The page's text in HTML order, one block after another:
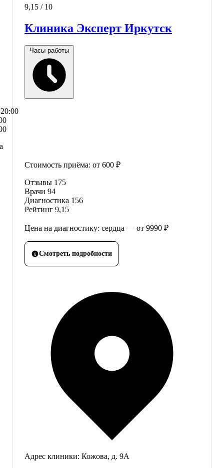
9,15 / 10
Клиника Эксперт Иркутск
Часы работы
Стоимость приёма: от 600 ₽
Отзывы 175
Врачи 94
Диагностика 156
Рейтинг 9,15
Цена на диагностику: сердца — от 9990 ₽
Смотреть подробности
Адрес клиники: Кожова, д. 9А